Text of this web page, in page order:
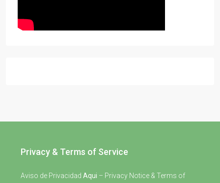
Privacy & Terms of Service
Aviso de Privacidad Aqui – Privacy Notice & Terms of